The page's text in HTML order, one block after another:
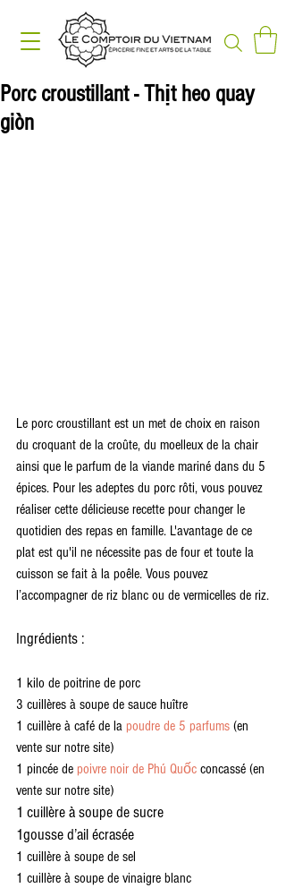
Porc croustillant - Thịt heo quay
giòn
Le porc croustillant est un met de choix en raison
du croquant de la croûte, du moelleux de la chair
ainsi que le parfum de la viande mariné dans du 5
épices. Pour les adeptes du porc rôti, vous pouvez
réaliser cette délicieuse recette pour changer le
quotidien des repas en famille. L'avantage de ce
plat est qu'il ne nécessite pas de four et toute la
cuisson se fait à la poêle. Vous pouvez
l’accompagner de riz blanc ou de vermicelles de riz.
Ingrédients :
1 kilo de poitrine de porc
3 cuillères à soupe de sauce huître
1 cuillère à café de la poudre de 5 parfums (en
vente sur notre site)
1 pincée de poivre noir de Phú Quốc concassé (en
vente sur notre site)
1 cuillère à soupe de sucre
1gousse d’ail écrasée
1 cuillère à soupe de sel
1 cuillère à soupe de vinaigre blanc